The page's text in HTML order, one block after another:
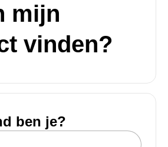
mijn
vinden?
ben je?